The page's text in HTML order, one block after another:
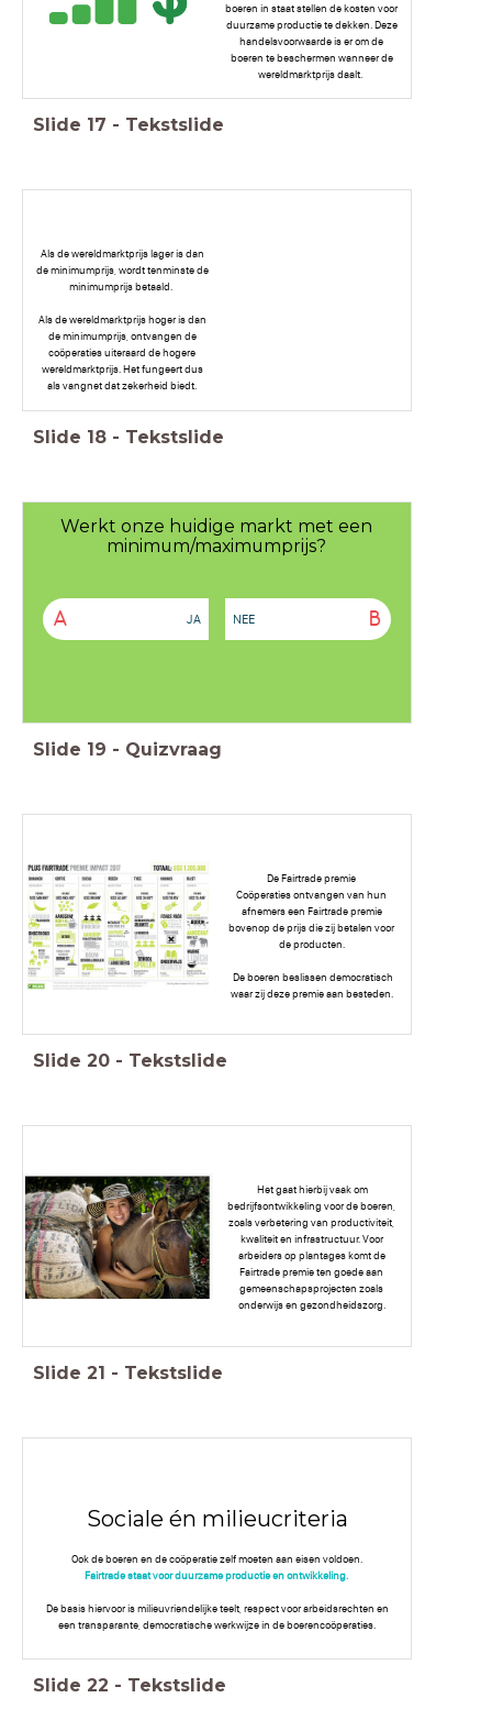
boeren in staat stellen de kosten voor
duurzame productie te dekken. Deze
handelsvoorwaarde is er om de
boeren te beschermen wanneer de
wereldmarktprijs daalt.
Slide 17 - Tekstslide
Als de wereldmarktprijs lager is dan
de minimumprijs, wordt tenminste de
minimumprijs betaald.
Als de wereldmarktprijs hoger is dan
de minimumprijs, ontvangen de
coöperaties uiteraard de hogere
wereldmarktprijs. Het fungeert dus
als vangnet dat zekerheid biedt.
Slide 18 - Tekstslide
Werkt onze huidige markt met een
minimum/maximumprijs?
A JA B
NEE
Slide 19 - Quizvraag
De Fairtrade premie
Coöperaties ontvangen van hun
afnemers een Fairtrade premie
bovenop de prijs die zij betalen voor
de producten.
De boeren beslissen democratisch
waar zij deze premie aan besteden.
Slide 20 - Tekstslide
Het gaat hierbij vaak om
bedrijfsontwikkeling voor de boeren,
zoals verbetering van productiviteit,
kwaliteit en infrastructuur. Voor
arbeiders op plantages komt de
Fairtrade premie ten goede aan
gemeenschapsprojecten zoals
onderwijs en gezondheidszorg.
Slide 21 - Tekstslide
Sociale én milieucriteria
Ook de boeren en de coöperatie zelf moeten aan eisen voldoen.
Fairtrade staat voor duurzame productie en ontwikkeling.
De basis hiervoor is milieuvriendelijke teelt, respect voor arbeidsrechten en
een transparante, democratische werkwijze in de boerencoöperaties.
Slide 22 - Tekstslide